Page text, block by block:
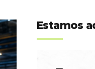
Estamos